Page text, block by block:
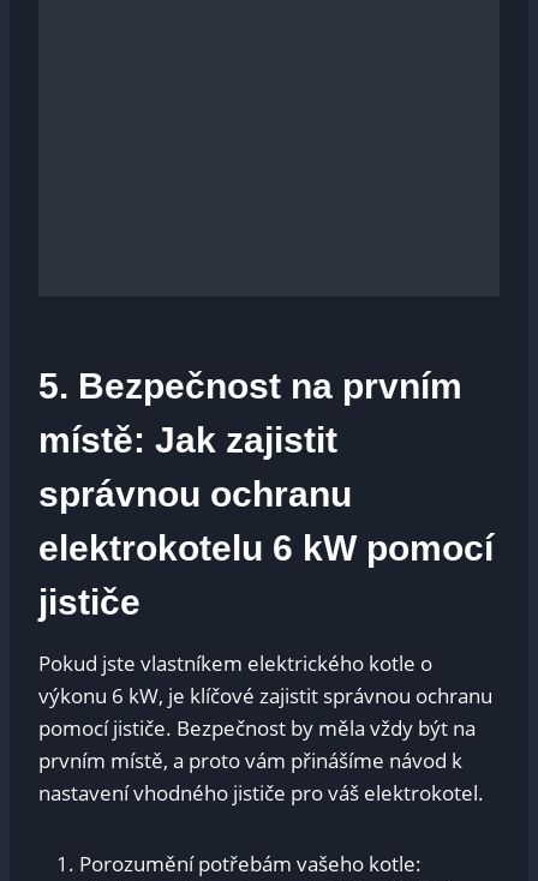
5. Bezpečnost na prvním
místě: Jak zajistit
správnou ochranu
elektrokotelu 6 kW pomocí
jističe
Pokud‍ jste vlastníkem elektrického kotle ⁣o
výkonu 6 kW, ⁢je ⁣klíčové‌ zajistit správnou ochranu
pomocí jističe. Bezpečnost‌ by ‍měla⁤ vždy být na
prvním⁣ místě, a proto vám přinášíme návod k
nastavení vhodného jističe pro váš elektrokotel.
Porozumění potřebám vašeho kotle: